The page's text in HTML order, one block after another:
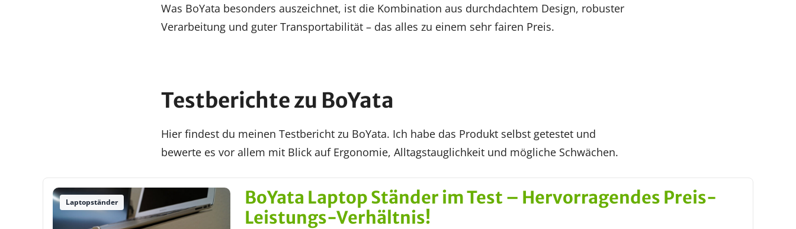
Was BoYata besonders auszeichnet, ist die Kombination aus durchdachtem Design, robuster
Verarbeitung und guter Transportabilität – das alles zu einem sehr fairen Preis.
Testberichte zu BoYata
Hier findest du meinen Testbericht zu BoYata. Ich habe das Produkt selbst getestet und
bewerte es vor allem mit Blick auf Ergonomie, Alltagstauglichkeit und mögliche Schwächen.
Laptopständer
BoYata Laptop Ständer im Test – Hervorragendes Preis-
Leistungs-Verhältnis!